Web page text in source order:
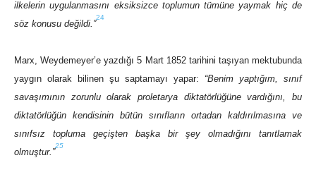
ilkelerin uygulanmasını eksiksizce toplumun tümüne yaymak hiç de
söz konusu değildi.”
24
Marx, Weydemeyer’e yazdığı 5 Mart 1852 tarihini taşıyan mektubunda
yaygın olarak bilinen şu saptamayı yapar: “Benim yaptığım, sınıf
savaşımının zorunlu olarak proletarya diktatörlüğüne vardığını, bu
diktatörlüğün kendisinin bütün sınıfların ortadan kaldırılmasına ve
sınıfsız topluma geçişten başka bir şey olmadığını tanıtlamak
olmuştur.”
25